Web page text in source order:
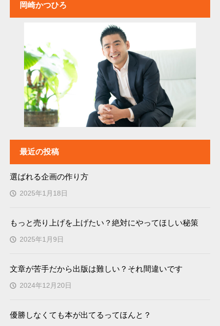
岡崎かつひろ
最近の投稿
選ばれる企画の作り方
2025年1月18日
もっと売り上げを上げたい？絶対にやってほしい秘策
2025年1月9日
文章が苦手だから出版は難しい？それ間違いです
2024年12月20日
優勝しなくても本が出てるってほんと？